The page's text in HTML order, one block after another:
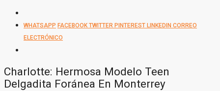
WHATSAPP FACEBOOK TWITTER PINTEREST LINKEDIN CORREO
ELECTRÓNICO
Charlotte: Hermosa Modelo Teen
Delgadita Foránea En Monterrey